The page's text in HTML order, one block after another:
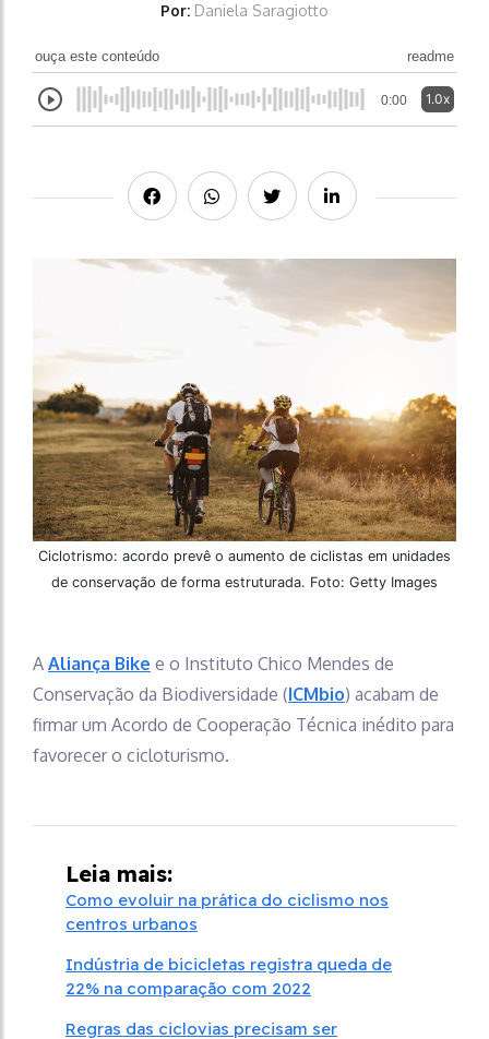
Por: Daniela Saragiotto
ouça este conteúdo readme
0:00 1.0x
Ciclotrismo: acordo prevê o aumento de ciclistas em unidades
de conservação de forma estruturada. Foto: Getty Images
A Aliança Bike e o Instituto Chico Mendes de
Conservação da Biodiversidade (ICMbio) acabam de
firmar um Acordo de Cooperação Técnica inédito para
favorecer o cicloturismo.
Leia mais:
Como evoluir na prática do ciclismo nos
centros urbanos
Indústria de bicicletas registra queda de
22% na comparação com 2022
Regras das ciclovias precisam ser